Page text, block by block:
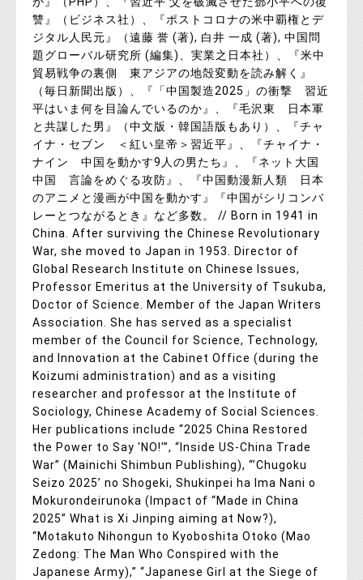
讐』（ビジネス社）、『ポストコロナの米中覇権とデ
ジタル人民元』（遠藤 誉 (著), 白井 一成 (著), 中国問
題グローバル研究所 (編集)、実業之日本社）、『米中
貿易戦争の裏側 東アジアの地殻変動を読み解く』
（毎日新聞出版）、『「中国製造2025」の衝撃 習近
平はいま何を目論んでいるのか』、『毛沢東 日本軍
と共謀した男』（中文版・韓国語版もあり）、『チャ
イナ・セブン ＜紅い皇帝＞習近平』、『チャイナ・
ナイン 中国を動かす9人の男たち』、『ネット大国
中国 言論をめぐる攻防』、『中国動漫新人類 日本
のアニメと漫画が中国を動かす』『中国がシリコンバ
レーとつながるとき』など多数。 // Born in 1941 in
China. After surviving the Chinese Revolutionary
War, she moved to Japan in 1953. Director of
Global Research Institute on Chinese Issues,
Professor Emeritus at the University of Tsukuba,
Doctor of Science. Member of the Japan Writers
Association. She has served as a specialist
member of the Council for Science, Technology,
and Innovation at the Cabinet Office (during the
Koizumi administration) and as a visiting
researcher and professor at the Institute of
Sociology, Chinese Academy of Social Sciences.
Her publications include “2025 China Restored
the Power to Say 'NO!'”, “Inside US-China Trade
War” (Mainichi Shimbun Publishing), “’Chugoku
Seizo 2025’ no Shogeki, Shukinpei ha Ima Nani o
Mokurondeirunoka (Impact of “Made in China
2025” What is Xi Jinping aiming at Now?),
“Motakuto Nihongun to Kyoboshita Otoko (Mao
Zedong: The Man Who Conspired with the
Japanese Army),” “Japanese Girl at the Siege of